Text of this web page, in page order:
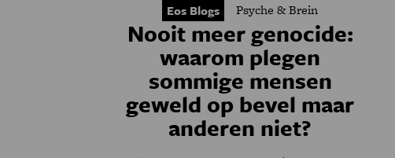
Eos Blogs Psyche & Brein
Nooit meer genocide:
waarom plegen
sommige mensen
geweld op bevel maar
anderen niet?